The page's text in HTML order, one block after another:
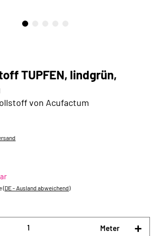
TUPFEN, lindgrün,
von Acufactum
(DE - Ausland abweichend)
Meter